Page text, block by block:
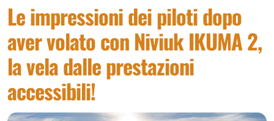
Le impressioni dei piloti dopo
aver volato con Niviuk IKUMA 2,
la vela dalle prestazioni
accessibili!